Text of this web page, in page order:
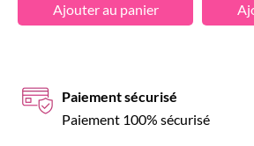
Ajouter au panier
Paiement sécurisé
Paiement 100% sécurisé